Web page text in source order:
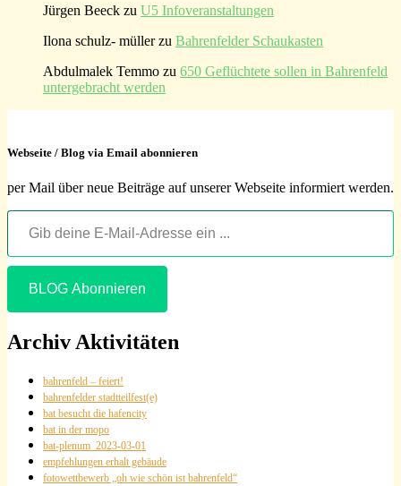
Jürgen Beeck zu U5 Infoveranstaltungen
Ilona schulz- müllerzu Bahrenfelder Schaukasten
Abdulmalek Temmo zu 650 Geflüchtete sollen in Bahrenfeld
untergebracht werden
Webseite / Blog via Email abonnieren
per Mail über neue Beiträge auf unserer Webseite informiert werden.
Gib deine E-Mail-Adresse ein ...
BLOG Abonnieren
Archiv Aktivitäten
bahrenfeld – feiert!
bahrenfelder stadtteilfest(e)
bat besucht die hafencity
bat in der mopo
bat-plenum_2023-03-01
empfehlungen erhalt gebäude
fotowettbewerb „oh wie schön ist bahrenfeld“